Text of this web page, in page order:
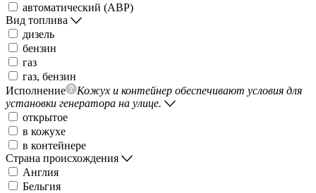
автоматический (АВР)
Вид топлива
дизель
бензин
газ
газ, бензин
Исполнение
Кожух и контейнер обеспечивают условия для
установки генератора на улице.
открытое
в кожухе
в контейнере
Страна происхождения
Англия
Бельгия